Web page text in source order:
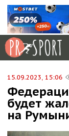
15.09.2023, 15:06
будет
на